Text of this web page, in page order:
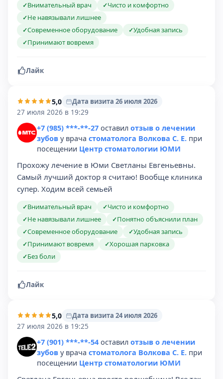
✓Внимательный врач ✓Чисто и комфортно
✓Не навязывали лишнее
✓Современное оборудование ✓Удобная запись
✓Принимают вовремя
Лайк
5,0
Дата визита 26 июля 2026
27 июля 2026 в 19:29
+7 (985) ***-**-27 оставил отзыв о лечении
зубов у врача стоматолога Волкова С. Е. при
посещении Центр стоматологии ЮМИ
Прохожу лечение в Юми Светланы Евгеньевны.
Самый лучший доктор я считаю! Вообще клиника
супер. Ходим всей семьей
✓Внимательный врач ✓Чисто и комфортно
✓Не навязывали лишнее ✓Понятно объяснили план
✓Современное оборудование ✓Удобная запись
✓Принимают вовремя ✓Хорошая парковка
✓Без боли
Лайк
5,0
Дата визита 24 июля 2026
27 июля 2026 в 19:25
+7 (901) ***-**-54 оставил отзыв о лечении
зубов у врача стоматолога Волкова С. Е. при
посещении Центр стоматологии ЮМИ